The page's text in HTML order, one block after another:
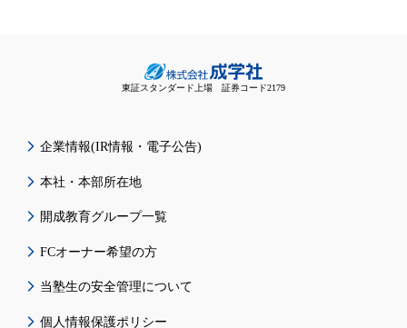
東証スタンダード上場 証券コード2179
企業情報(IR情報・電子公告)
本社・本部所在地
開成教育グループ一覧
FCオーナー希望の方
当塾生の安全管理について
個人情報保護ポリシー